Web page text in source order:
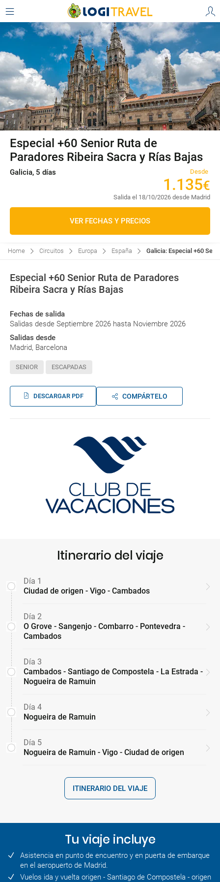
Especial +60 Senior Ruta de
Paradores Ribeira Sacra y Rías Bajas
Galicia, 5 días Desde
1 .135€
Salida el 18/10/2026 desde Madrid
VER FECHAS Y PRECIOS
Home Circuitos Europa España Galicia: Especial +60
Especial +60 Senior Ruta de Paradores
Ribeira Sacra y Rías Bajas
Fechas de salida
Salidas desde Septiembre 2026 hasta Noviembre 2026
Salidas desde
Madrid, Barcelona
SENIOR ESCAPADAS
DESCARGAR PDF COMPÁRTELO
Itinerario del viaje
Día 1
Ciudad de origen - Vigo - Cambados
Día 2
O Grove - Sangenjo - Combarro - Pontevedra -
Cambados
Día 3
Cambados - Santiago de Compostela - La Estrada -
Nogueira de Ramuin
Día 4
Nogueira de Ramuin
Día 5
Nogueira de Ramuin - Vigo - Ciudad de origen
ITINERARIO DEL VIAJE
Tu viaje incluye
Asistencia en punto de encuentro y en puerta de embarque
en el aeropuerto de Madrid.
Vuelos ida y vuelta origen - Santiago de Compostela - origen